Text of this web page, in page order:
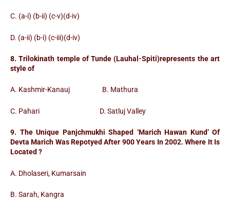
C. (a-i) (b-ii) (c-v)(d-iv)
D. (a-ii) (b-i) (c-iii)(d-iv)
8. Trilokinath temple of Tunde (Lauhal-Spiti)represents the art
style of
A. Kashmir-Kanauj B. Mathura
C. Pahari D. Satluj Valley
9. The Unique Panjchmukhi Shaped ‘Marich Hawan Kund’ Of
Devta Marich Was Repotyed After 900 Years In 2002. Where It Is
Located ?
A. Dholaseri, Kumarsain
B. Sarah, Kangra